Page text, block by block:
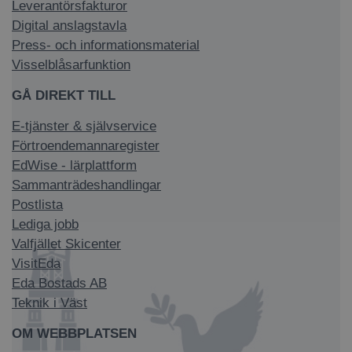
Leverantörsfakturor
Digital anslagstavla
Press- och informationsmaterial
Visselblåsarfunktion
GÅ DIREKT TILL
E-tjänster & självservice
Förtroendemannaregister
EdWise - lärplattform
Sammanträdeshandlingar
Postlista
Lediga jobb
Valfjället Skicenter
VisitEda
Eda Bostads AB
Teknik i Väst
OM WEBBPLATSEN